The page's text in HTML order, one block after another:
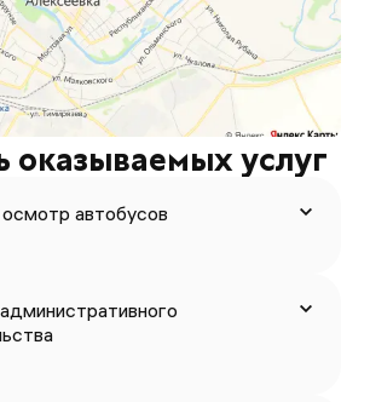
оказываемых услуг
автобусов